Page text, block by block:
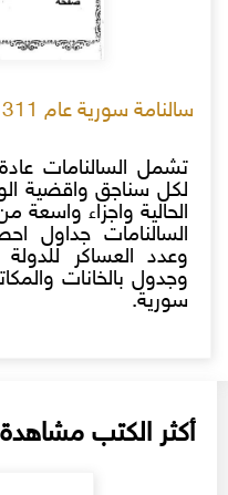
سالنامة سورية عام 1311 هجري - 1893م - الدفعة 25
تشمل السالنامات
لكل سناجق واقضية
الحالية واجزاء
السالنامات جداول
وعدد العساكر للدولة
وجدول بالخانات
سورية.
أكثر الكتب مشاهدة